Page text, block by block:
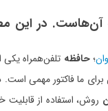
در این
؛حافظه تلفن‌همراه یکی
ما فاکتور مهمی است.
روش، استفاده از قابلیت